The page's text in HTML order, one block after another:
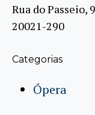
Rua do Passeio,
20021-290
Categorias
Ópera